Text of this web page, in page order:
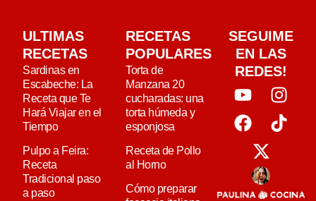
ULTIMAS
RECETAS
Sardinas en
Escabeche: La
Receta que Te
Hará Viajar en el
Tiempo
Pulpo a Feira:
Receta
Tradicional paso
a paso
RECETAS
POPULARES
Torta de
Manzana 20
cucharadas: una
torta húmeda y
esponjosa
Receta de Pollo
al Horno
Cómo preparar
SEGUIME
EN LAS
REDES!